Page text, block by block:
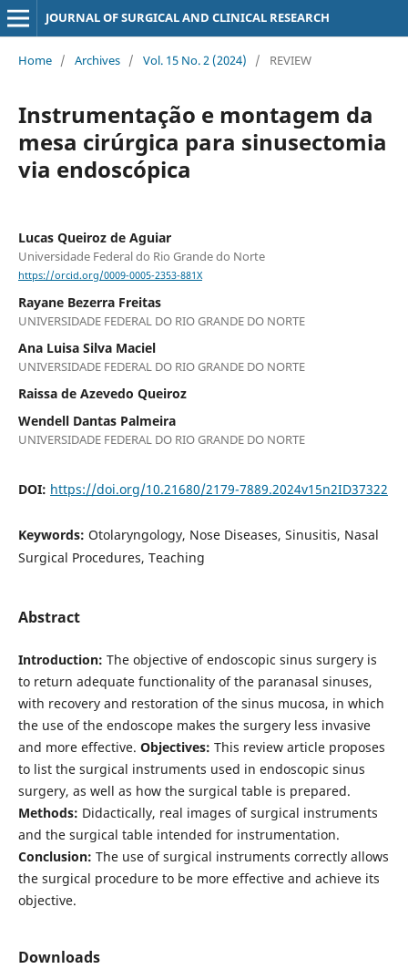
JOURNAL OF SURGICAL AND CLINICAL RESEARCH
Home / Archives / Vol. 15 No. 2 (2024) / REVIEW
Instrumentação e montagem da
mesa cirúrgica para sinusectomia
via endoscópica
Lucas Queiroz de Aguiar
Universidade Federal do Rio Grande do Norte
https://orcid.org/0009-0005-2353-881X
Rayane Bezerra Freitas
UNIVERSIDADE FEDERAL DO RIO GRANDE DO NORTE
Ana Luisa Silva Maciel
UNIVERSIDADE FEDERAL DO RIO GRANDE DO NORTE
Raissa de Azevedo Queiroz
Wendell Dantas Palmeira
UNIVERSIDADE FEDERAL DO RIO GRANDE DO NORTE
DOI: https://doi.org/10.21680/2179-7889.2024v15n2ID37322
Keywords: Otolaryngology, Nose Diseases, Sinusitis, Nasal
Surgical Procedures, Teaching
Abstract
Introduction: The objective of endoscopic sinus surgery is
to return adequate functionality of the paranasal sinuses,
with recovery and restoration of the sinus mucosa, in which
the use of the endoscope makes the surgery less invasive
and more effective. Objectives: This review article proposes
to list the surgical instruments used in endoscopic sinus
surgery, as well as how the surgical table is prepared.
Methods: Didactically, real images of surgical instruments
and the surgical table intended for instrumentation.
Conclusion: The use of surgical instruments correctly allows
the surgical procedure to be more effective and achieve its
objective.
Downloads